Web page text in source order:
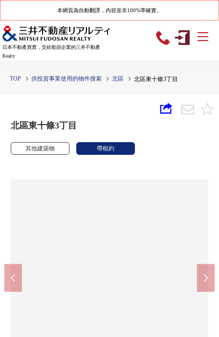
本網頁為自動翻譯，內容並非100%準確實。
日本不動產買賣，交給龍頭企業的三井不動產
Realty
TOP 供投資事業使用的物件搜索 北區 北區東十條3丁目
北區東十條3丁目
其他建築物 帶租約